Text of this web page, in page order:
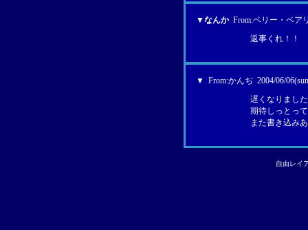
▼なんか From:ベリー・ベア
返事くれ！！
▼ From:かんぢ 2004/06/
遅くなりまし
期待しっとっ
また書き込み
自由レイ